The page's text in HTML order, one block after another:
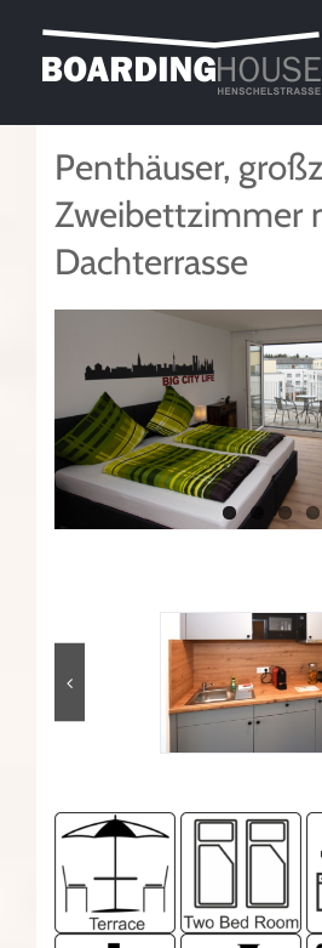
Inhalt
springen
Penthäuser,
Zweibettzimmer
Dachterrasse